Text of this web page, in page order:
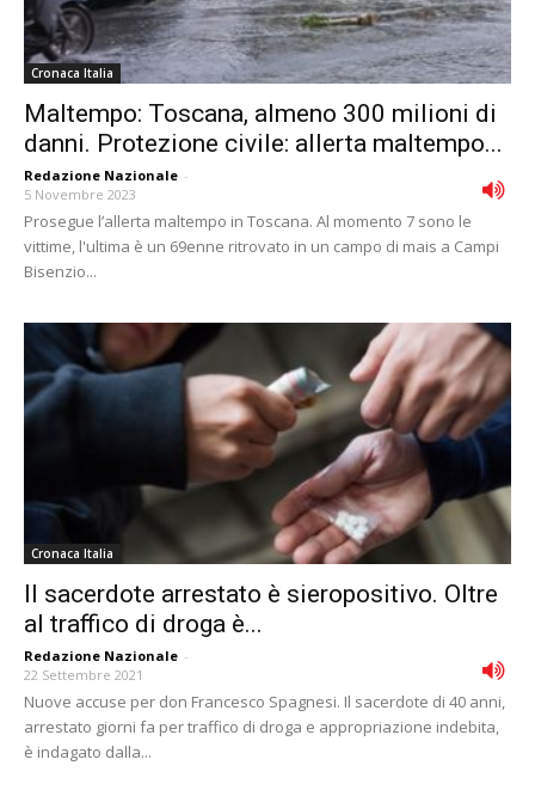
Cronaca Italia
Maltempo: Toscana, almeno 300 milioni di
danni. Protezione civile: allerta maltempo...
Redazione Nazionale -
5 Novembre 2023
Prosegue l’allerta maltempo in Toscana. Al momento 7 sono le
vittime, l'ultima è un 69enne ritrovato in un campo di mais a Campi
Bisenzio...
Cronaca Italia
Il sacerdote arrestato è sieropositivo. Oltre
al traffico di droga è...
Redazione Nazionale -
22 Settembre 2021
Nuove accuse per don Francesco Spagnesi. Il sacerdote di 40 anni,
arrestato giorni fa per traffico di droga e appropriazione indebita,
è indagato dalla...